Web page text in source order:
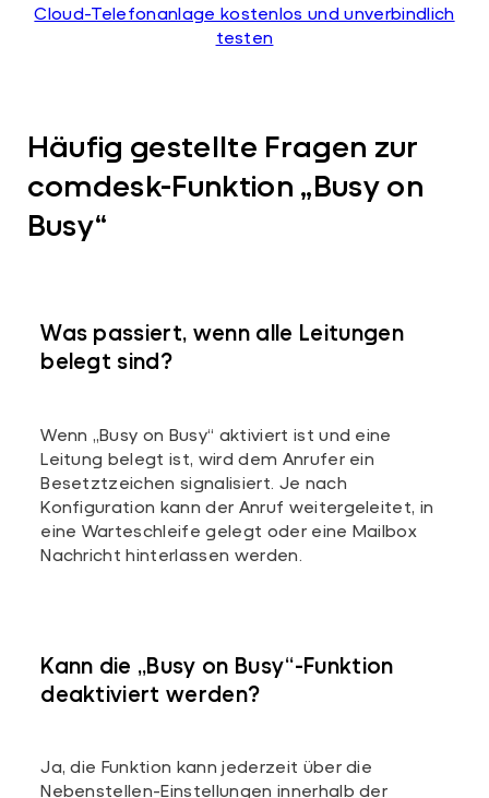
Cloud-Telefonanlage kostenlos und unverbindlich
testen
Häufig gestellte Fragen zur
comdesk-Funktion „Busy on
Busy“
Was passiert, wenn alle Leitungen
belegt sind?
Wenn „Busy on Busy“ aktiviert ist und eine
Leitung belegt ist, wird dem Anrufer ein
Besetztzeichen signalisiert. Je nach
Konfiguration kann der Anruf weitergeleitet, in
eine Warteschleife gelegt oder eine Mailbox
Nachricht hinterlassen werden.
Kann die „Busy on Busy“-Funktion
deaktiviert werden?
Ja, die Funktion kann jederzeit über die
Nebenstellen-Einstellungen innerhalb der